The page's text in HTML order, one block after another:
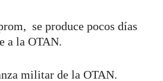
se produce pocos días
a la OTAN.
militar de la OTAN.